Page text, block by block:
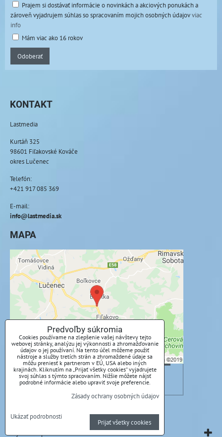
Prajem si dostávať informácie o novinkách a akciových ponukách a
zároveň vyjadrujem súhlas so spracovaním mojich osobných údajovviac
info
Mám viac ako 16 rokov
Odoberať
KONTAKT
Lastmedia
Kurtáň 325
98601 Fiľakovské Kováče
okres Lučenec
Telefón:
+421 917 085 369
E-mail:
info@lastmedia.sk
MAPA
Externý obsah je blokovaný Voľbami
súkromia
Prajete si načítať externý obsah?
Povoliť tentokrát
Povoliť a zapamätať - súhlas s druhom cookie:
Funkčné
Otvoriť obsah v novom okne
Vytvorené pomocou:BiznisWeb.sk
Predvoľby súkromia
Cookies používame na zlepšenie vašej návštevy tejto
webovej stránky, analýzu jej výkonnosti a zhromažďovanie
údajov o jej používaní. Na tento účel môžeme použiť
nástroje a služby tretích strán a zhromaždené údaje sa
môžu preniesť k partnerom v EÚ, USA alebo iných
krajinách. Kliknutím na „Prijať všetky cookies“ vyjadrujete
svoj súhlas s týmto spracovaním. Nižšie môžete nájsť
podrobné informácie alebo upraviť svoje preferencie.
Zásady ochrany osobných údajov
Ukázať podrobnosti
Prijať všetky cookies